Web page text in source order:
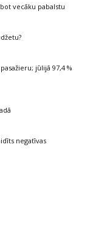
vecāku pabalstu
jūlijā 97,4 %
negatīvas